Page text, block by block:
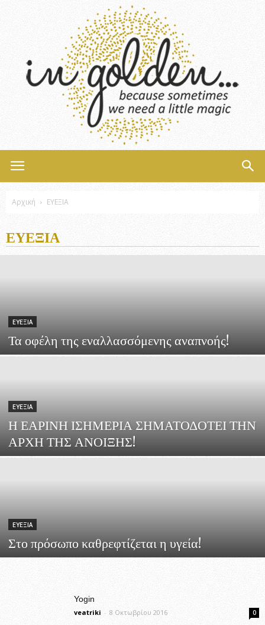
Αρχική ΕΥΕΞΙΑ
ΕΥΕΞΙΑ
ΕΥΕΞΙΑ
Τα οφέλη της εναλλασσόμενης αναπνοής!
ΕΥΕΞΙΑ
Η ΕΑΡΙΝΗ ΙΣΗΜΕΡΙΑ ΣΗΜΑΤΟΔΟΤΕΙ ΤΗΝ
ΑΡΧΗ ΤΗΣ ΑΝΟΙΞΗΣ!
ΕΥΕΞΙΑ
Στο πρόσωπο καθρεφτίζεται η υγεία!
Yogin
veatriki - 8 Οκτωβρίου 2016 0